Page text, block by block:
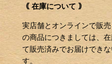
｟ 在庫について ｠
実店舗とオンラインで販
の商品につきましては、
て販売済みでお届けでき
す。